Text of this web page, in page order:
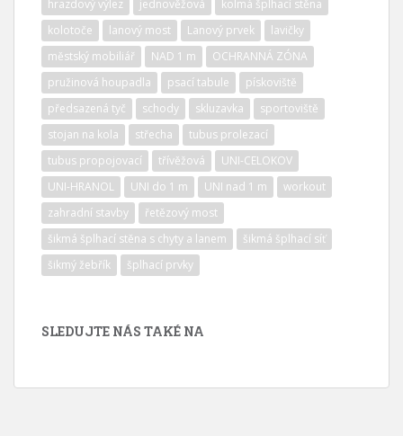
hrazdový výlez
jednověžová
kolmá šplhací stěna
kolotoče
lanový most Lanový prvek
lavičky
městský mobiliář
NAD 1 m
OCHRANNÁ ZÓNA
pružinová houpadla
psací tabule
pískoviště
předsazená tyč
schody skluzavka
sportoviště
stojan na kola
střecha
tubus prolezací
tubus propojovací
třívěžová
UNI-CELOKOV
UNI-HRANOL
UNI do 1 m UNI nad 1 m
workout
zahradní stavby
řetězový most
šikmá šplhací stěna s chyty a lanem
šikmá šplhací síť
šikmý žebřík
šplhací prvky
SLEDUJTE NÁS TAKÉ NA